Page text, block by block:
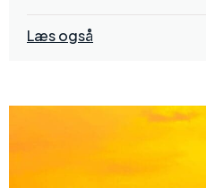
Læs også